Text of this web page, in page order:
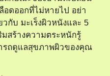
อดออกที่ไม่หายไป อย่า
วกับ มะเร็งผิวหนังและ 5
มสร้างความตระหนักรู้
รถดูแลสุขภาพผิวของคุณ